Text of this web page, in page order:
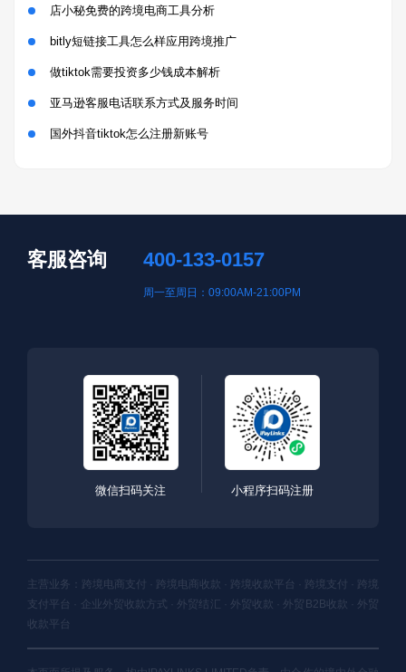
店小秘免费的跨境电商工具分析
bitly短链接工具怎么样应用跨境推广
做tiktok需要投资多少钱成本解析
亚马逊客服电话联系方式及服务时间
国外抖音tiktok怎么注册新账号
客服咨询 400-133-0157
周一至周日：09:00AM-21:00PM
微信扫码关注 小程序扫码注册
主营业务：跨境电商支付 · 跨境电商收款 · 跨境收款平台 · 跨境支付 · 跨境
支付平台 · 企业外贸收款方式 · 外贸结汇 · 外贸收款 · 外贸B2B收款 · 外贸
收款平台